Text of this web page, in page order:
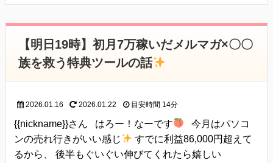
【明日19時】初月7万稼いだメルマガ×〇〇
族を救う特典ツールの話
2026.01.16 2026.01.22 目安時間 14分
{{nickname}}さん はろー！なーです
今月はパソコ
ンの売れ行きがいい感じ
すでに利益86,000円超えて
るから、 後半もぐいぐい伸びてくれたら嬉しい